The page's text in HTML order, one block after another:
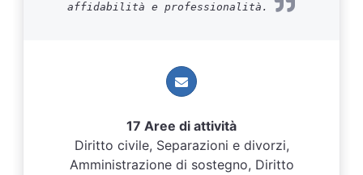
affidabilità e professionalità.
17 Aree di attività
Diritto civile, Separazioni e divorzi,
Amministrazione di sostegno, Diritto